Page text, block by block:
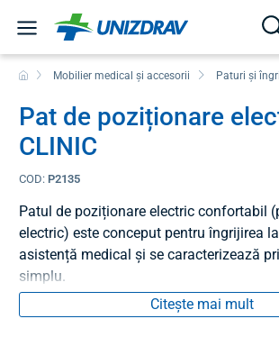
Mobilier medical și accesorii Paturi și
Pat de poziționare
CLINIC
COD: P2135
Patul de poziționare electric confortabil
electric) este conceput pentru îngrijirea
asistență medical și se caracterizează
simplu.
Citește mai mult